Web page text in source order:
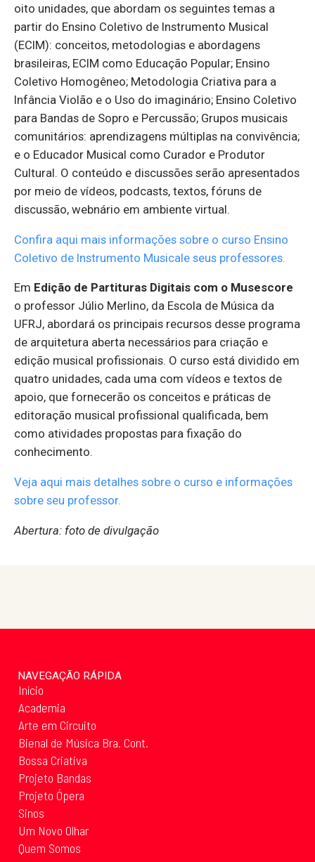
oito unidades, que abordam os seguintes temas a
partir do Ensino Coletivo de Instrumento Musical
(ECIM): conceitos, metodologias e abordagens
brasileiras, ECIM como Educação Popular; Ensino
Coletivo Homogêneo; Metodologia Criativa para a
Infância Violão e o Uso do imaginário; Ensino Coletivo
para Bandas de Sopro e Percussão; Grupos musicais
comunitários: aprendizagens múltiplas na convivência;
e o Educador Musical como Curador e Produtor
Cultural. O conteúdo e discussões serão apresentados
por meio de vídeos, podcasts, textos, fóruns de
discussão, webnário em ambiente virtual.
Confira aqui mais informações sobre o curso Ensino
Coletivo de Instrumento Musicale seus professores.
Em Edição de Partituras Digitais com o Musescore
o professor Júlio Merlino, da Escola de Música da
UFRJ, abordará os principais recursos desse programa
de arquitetura aberta necessários para criação e
edição musical profissionais. O curso está dividido em
quatro unidades, cada uma com vídeos e textos de
apoio, que fornecerão os conceitos e práticas de
editoração musical profissional qualificada, bem
como atividades propostas para fixação do
conhecimento.
Veja aqui mais detalhes sobre o curso e informações
sobre seu professor.
Abertura: foto de divulgação
NAVEGAÇÃO RÁPIDA
Início
Academia
Arte em Circuito
Bienal de Música Bra. Cont.
Bossa Criativa
Projeto Bandas
Projeto Ópera
Sinos
Um Novo Olhar
Quem Somos